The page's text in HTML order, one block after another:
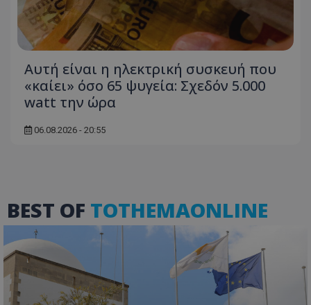
Αυτή είναι η ηλεκτρική συσκευή που
«καίει» όσο 65 ψυγεία: Σχεδόν 5.000
watt την ώρα
06.08.2026 - 20:55
BEST OF TOTHEMAONLINE